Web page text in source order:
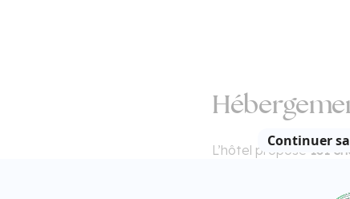
L’hôtel propose131
d’un lit king-size,
climatisation, du Wi-